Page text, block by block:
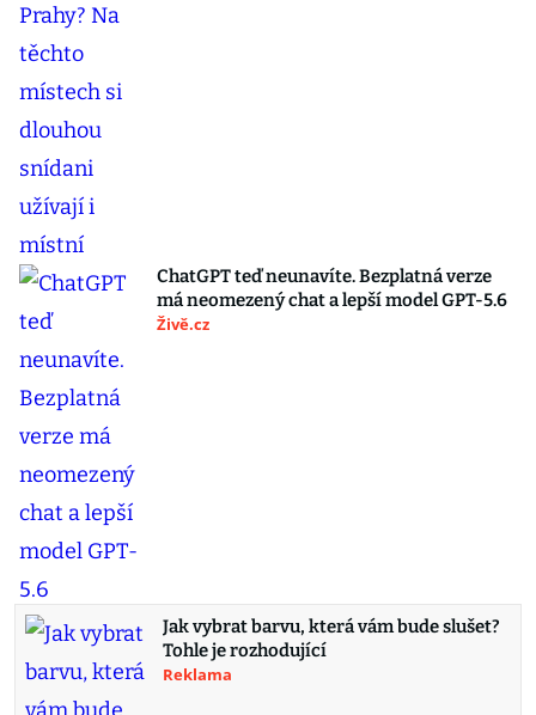
ChatGPT teď neunavíte. Bezplatná verze
má neomezený chat a lepší model GPT-5.6
Živě.cz
Jak vybrat barvu, která vám bude slušet?
Tohle je rozhodující
Reklama